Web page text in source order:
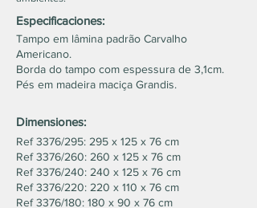
Especificaciones:
Tampo em lâmina padrão Carvalho
Americano.
Borda do tampo com espessura de 3,1cm.
Pés em madeira maciça Grandis.
Dimensiones:
Ref 3376/295: 295 x 125 x 76 cm
Ref 3376/260: 260 x 125 x 76 cm
Ref 3376/240: 240 x 125 x 76 cm
Ref 3376/220: 220 x 110 x 76 cm
Ref 3376/180: 180 x 90 x 76 cm